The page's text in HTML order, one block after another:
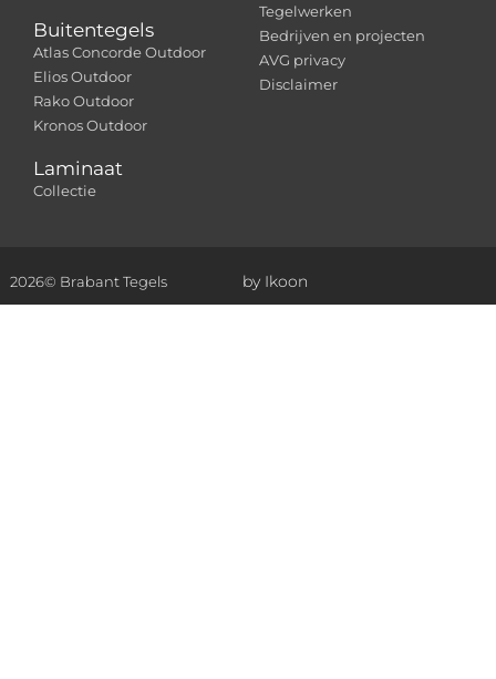
Buitentegels
Atlas Concorde Outdoor
Elios Outdoor
Rako Outdoor
Kronos Outdoor
Laminaat
Collectie
Tegelwerken
Bedrijven en projecten
AVG privacy
Disclaimer
2026© Brabant Tegels by Ikoon